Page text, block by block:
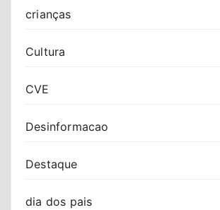
crianças
Cultura
CVE
Desinformacao
Destaque
dia dos pais